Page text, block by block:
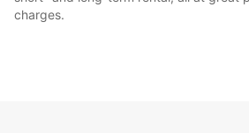
charges.